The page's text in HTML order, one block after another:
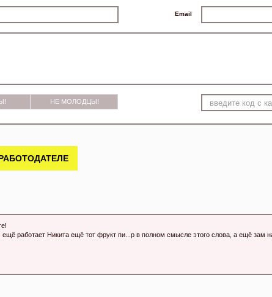
Email
НЕ МОЛОДЦЫ!
работает Никита ещё тот фрукт пи...р в полном смысле этого слова, а ещё зам